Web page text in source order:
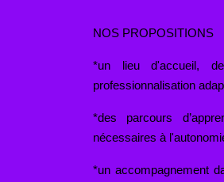
NOS PROPOSITIONS
*un lieu d'accueil,
professionnalisation
*des parcours
nécessaires à
*un accompagnement